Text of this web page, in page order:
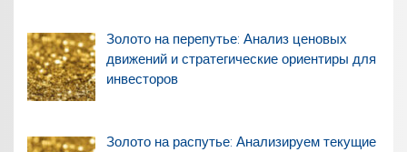
Золото на перепутье: Анализ ценовых
движений и стратегические ориентиры для
инвесторов
Золото на распутье: Анализируем текущие